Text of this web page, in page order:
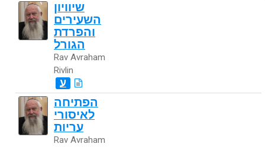
שיוויון
השעירים
והפרדת
הגורל
Rav Avraham
Rivlin
ע
הפתיחה
לאיסורי
עריות
Rav Avraham